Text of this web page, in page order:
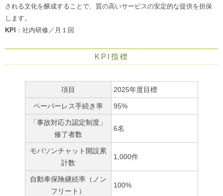
される文化を醸成することで、質の高いサービスの安定的な提供を担保
します。
KPI ：社内研修／月１回
KPI指標
項目 2025年度目標
ペーパーレス手続き率 95%
「事故対応力認定制度」
修了者数
6名
モバソンチャット開設累
計数
1,000件
自動車保険継続率（ノン
フリート）
100%